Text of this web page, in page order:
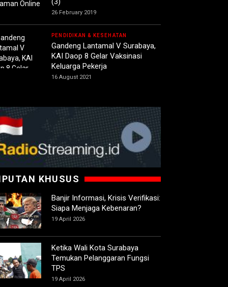
26 February 2019
PENDIDIKAN & KESEHATAN
Gandeng Lantamal V Surabaya,
KAI Daop 8 Gelar Vaksinasi
Keluarga Pekerja
16 August 2021
KHUSUS
Banjir Informasi, Krisis Verifikasi:
Siapa Menjaga Kebenaran?
19 April 2026
Ketika Wali Kota Surabaya
Temukan Pelanggaran Fungsi
TPS
19 April 2026